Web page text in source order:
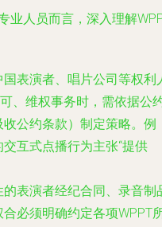
业人员而言，深入理解
国表演者、唱片公司等权利
、维权事务时，需依据公
公约条款）制定策略。例
互式点播行为主张“提供
的表演者经纪合同、录音制
必须明确约定各项WPPT